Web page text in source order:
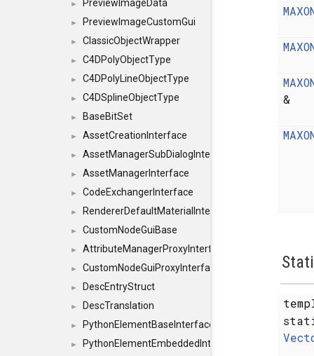
► PreviewImageData
► PreviewImageCustomGui
► ClassicObjectWrapper
► C4DPolyObjectType
► C4DPolyLineObjectType
► C4DSplineObjectType
► BaseBitSet
► AssetCreationInterface
► AssetManagerSubDialogInterface
► AssetManagerInterface
► CodeExchangerInterface
► RendererDefaultMaterialInterface
► CustomNodeGuiBase
► AttributeManagerProxyInterface
► CustomNodeGuiProxyInterface
► DescEntryStruct
► DescTranslation
► PythonElementBaseInterface
► PythonElementEmbeddedInterface
&